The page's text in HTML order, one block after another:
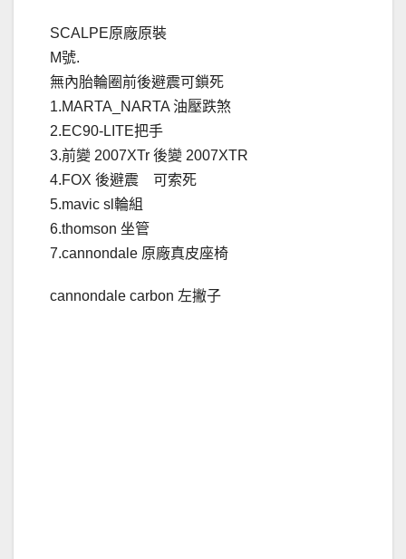
SCALPE原廠原裝
M號.
無內胎輪圈前後避震可鎖死
1.MARTA_NARTA 油壓跌煞
2.EC90-LITE把手
3.前變 2007XTr 後變 2007XTR
4.FOX 後避震 可索死
5.mavic sl輪組
6.thomson 坐管
7.cannondale 原廠真皮座椅
cannondale carbon 左撇子